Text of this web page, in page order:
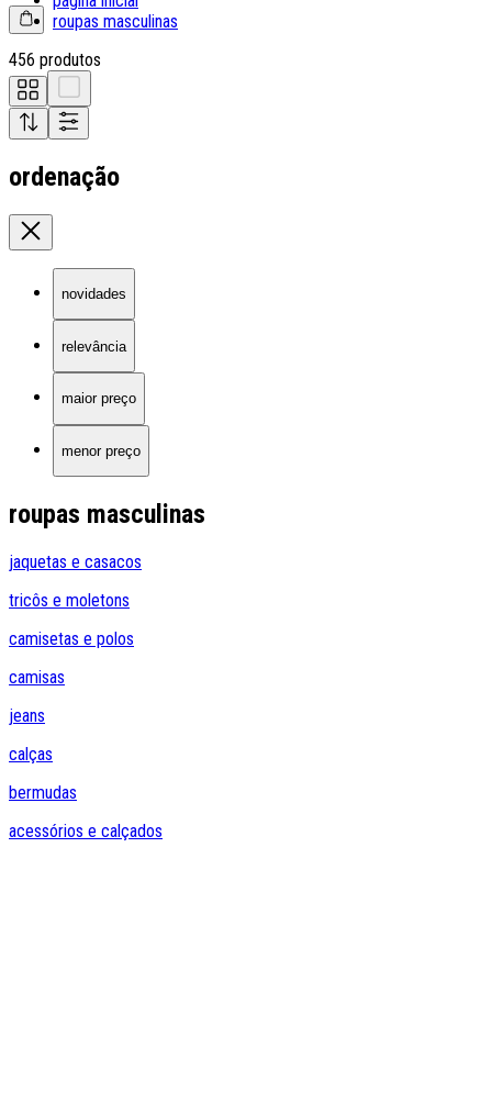
roupas masculinas
456 produtos
ordenação
novidades
relevância
maior preço
menor preço
roupas masculinas
jaquetas e casacos
tricôs e moletons
camisetas e polos
camisas
jeans
calças
bermudas
acessórios e calçados